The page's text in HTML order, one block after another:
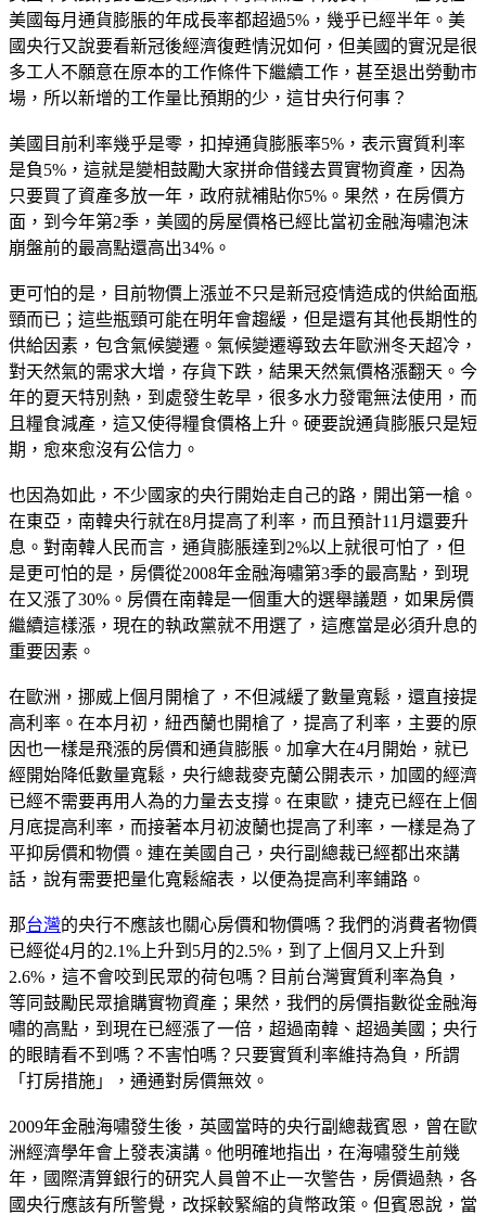
美國每月通貨膨脹的年成長率都超過5%，幾乎已經半年。美
國央行又說要看新冠後經濟復甦情況如何，但美國的實況是很
多工人不願意在原本的工作條件下繼續工作，甚至退出勞動市
場，所以新增的工作量比預期的少，這甘央行何事？
美國目前利率幾乎是零，扣掉通貨膨脹率5%，表示實質利率
是負5%，這就是變相鼓勵大家拼命借錢去買實物資產，因為
只要買了資產多放一年，政府就補貼你5%。果然，在房價方
面，到今年第2季，美國的房屋價格已經比當初金融海嘯泡沫
崩盤前的最高點還高出34%。
更可怕的是，目前物價上漲並不只是新冠疫情造成的供給面瓶
頸而已；這些瓶頸可能在明年會趨緩，但是還有其他長期性的
供給因素，包含氣候變遷。氣候變遷導致去年歐洲冬天超冷，
對天然氣的需求大增，存貨下跌，結果天然氣價格漲翻天。今
年的夏天特別熱，到處發生乾旱，很多水力發電無法使用，而
且糧食減產，這又使得糧食價格上升。硬要說通貨膨脹只是短
期，愈來愈沒有公信力。
也因為如此，不少國家的央行開始走自己的路，開出第一槍。
在東亞，南韓央行就在8月提高了利率，而且預計11月還要升
息。對南韓人民而言，通貨膨脹達到2%以上就很可怕了，但
是更可怕的是，房價從2008年金融海嘯第3季的最高點，到現
在又漲了30%。房價在南韓是一個重大的選舉議題，如果房價
繼續這樣漲，現在的執政黨就不用選了，這應當是必須升息的
重要因素。
在歐洲，挪威上個月開槍了，不但減緩了數量寬鬆，還直接提
高利率。在本月初，紐西蘭也開槍了，提高了利率，主要的原
因也一樣是飛漲的房價和通貨膨脹。加拿大在4月開始，就已
經開始降低數量寬鬆，央行總裁麥克蘭公開表示，加國的經濟
已經不需要再用人為的力量去支撐。在東歐，捷克已經在上個
月底提高利率，而接著本月初波蘭也提高了利率，一樣是為了
平抑房價和物價。連在美國自己，央行副總裁已經都出來講
話，說有需要把量化寬鬆縮表，以便為提高利率鋪路。
那台灣的央行不應該也關心房價和物價嗎？我們的消費者物價
已經從4月的2.1%上升到5月的2.5%，到了上個月又上升到
2.6%，這不會咬到民眾的荷包嗎？目前台灣實質利率為負，
等同鼓勵民眾搶購實物資產；果然，我們的房價指數從金融海
嘯的高點，到現在已經漲了一倍，超過南韓、超過美國；央行
的眼睛看不到嗎？不害怕嗎？只要實質利率維持為負，所謂
「打房措施」，通通對房價無效。
2009年金融海嘯發生後，英國當時的央行副總裁賓恩，曾在歐
洲經濟學年會上發表演講。他明確地指出，在海嘯發生前幾
年，國際清算銀行的研究人員曾不止一次警告，房價過熱，各
國央行應該有所警覺，改採較緊縮的貨幣政策。但賓恩說，當